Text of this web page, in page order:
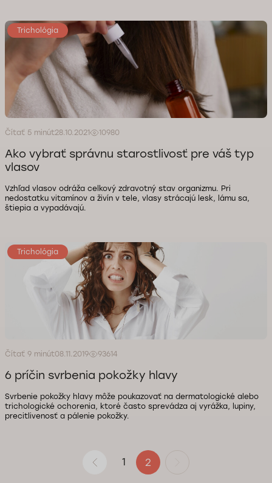
Trichológia
Čítať 5 minút28.10.2021 10980
Ako vybrať správnu starostlivosť pre váš typ
vlasov
Vzhľad vlasov odráža celkový zdravotný stav organizmu. Pri
nedostatku vitamínov a živín v tele, vlasy strácajú lesk, lámu sa,
štiepia a vypadávajú.
Trichológia
Čítať 9 minút08.11.2019 93614
6 príčin svrbenia pokožky hlavy
Svrbenie pokožky hlavy môže poukazovať na dermatologické alebo
trichologické ochorenia, ktoré často sprevádza aj vyrážka, lupiny,
precitlivenosť a pálenie pokožky.
1 2